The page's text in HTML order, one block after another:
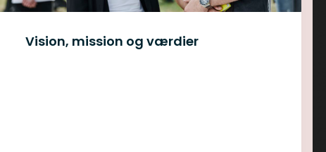
Vision, mission og værdier